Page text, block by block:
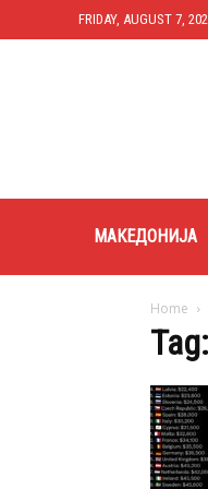
FRIDAY, AUGUST 7,
МАКЕДОНИЈА
Home